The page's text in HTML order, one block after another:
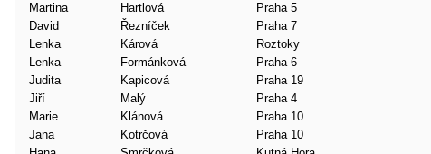
Martina
Hartlová
Praha 5
David
Řezníček
Praha 7
Lenka
Kárová
Roztoky
Lenka
Formánková
Praha 6
Judita
Kapicová
Praha 19
Jiří
Malý
Praha 4
Marie
Klánová
Praha 10
Jana
Kotrčová
Praha 10